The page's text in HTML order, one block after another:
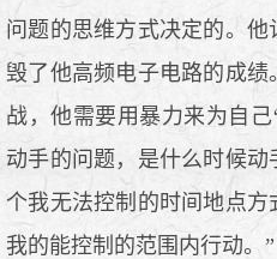
问题的思维方式决定的。
毁了他高频电子电路的成
战，他需要用暴力来为自
动手的问题，是什么时候
个我无法控制的时间地点
我的能控制的范围内行动。”